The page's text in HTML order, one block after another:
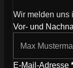
Wir melden uns
Wie können wir
Vor- und
E-Mail-Adresse